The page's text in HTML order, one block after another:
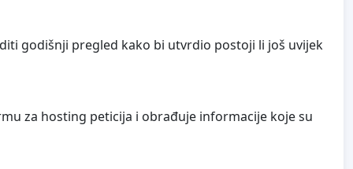
godišnji pregled kako bi utvrdio postoji li još uvijek
za hosting peticija i obrađuje informacije koje su